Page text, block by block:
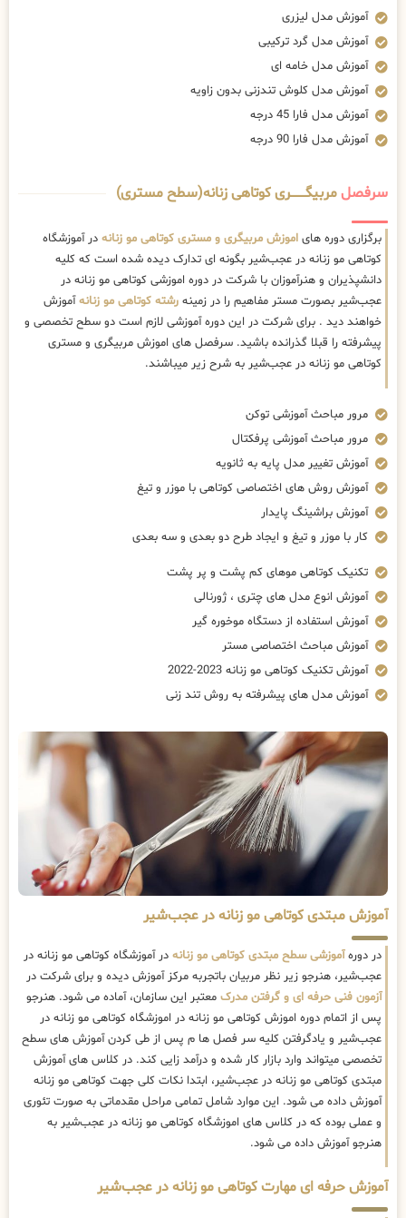
آموزش مدل لیزری
آموزش مدل گرد ترکیبی
آموزش مدل خامه ای
آموزش مدل کلوش تندزنی بدون زاویه
آموزش مدل فارا 45 درجه
آموزش مدل فارا 90 درجه
سرفصلمربیگــــــــری کوتاهی زنانه(سطح مستری)
برگزاری دوره های اموزش مربیگری و مستری کوتاهی مو زنانه در آموزشگاه
کوتاهی مو زنانه در عجب‌شیر بگونه ای تدارک دیده شده است که کلیه
دانشپذیران و هنرآموزان با شرکت در دوره اموزشی کوتاهی مو زنانه در
عجب‌شیر بصورت مستر مفاهیم را در زمینه رشته کوتاهی مو زنانهآموزش
خواهند دید . برای شرکت در این دوره آموزشی لازم است دو سطح تخصصی و
پیشرفته را قبلا گذرانده باشید. سرفصل های اموزش مربیگری و مستری
کوتاهی مو زنانه در عجب‌شیر به شرح زیر میباشند.
مرور مباحث آموزشی توکن
مرور مباحث آموزشی پرفکتال
آموزش تغییر مدل پایه به ثانویه
آموزش روش های اختصاصی کوتاهی با موزر و تیغ
آموزش براشینگ پایدار
کار با موزر و تیغ و ایجاد طرح دو بعدی و سه بعدی
تکنیک کوتاهی موهای کم پشت و پر پشت
آموزش انوع مدل های چتری ، ژورنالی
آموزش استفاده از دستگاه موخوره گیر
آموزش مباحث اختصاصی مستر
آموزش تکنیک کوتاهی مو زنانه 2023-2022
آموزش مدل های پیشرفته به روش تند زنی
آموزش مبتدی کوتاهی مو زنانه در عجب‌شیر
در دورهآموزشی سطح مبتدی کوتاهی مو زنانه در آموزشگاه کوتاهی مو زنانه در
عجب‌شیر، هنرجو زیر نظر مربیان باتجربه مرکز آموزش دیده و برای شرکت در
آزمون فنی حرفه ای و گرفتن مدرک معتبر این سازمان، آماده می شود. هنرجو
پس از اتمام دوره اموزش کوتاهی مو زنانه در اموزشگاه کوتاهی مو زنانه در
عجب‌شیر و یادگرفتن کلیه سر فصل ها م پس از طی کردن آموزش های سطح
تخصصی میتواند وارد بازار کار شده و درآمد زایی کند. در کلاس های آموزش
مبتدی کوتاهی مو زنانه در عجب‌شیر، ابتدا نکات کلی جهت کوتاهی مو زنانه
آموزش داده می شود. این موارد شامل تمامی مراحل مقدماتی به صورت تئوری
و عملی بوده که در کلاس های اموزشگاه کوتاهی مو زنانه در عجب‌شیر به
هنرجو آموزش داده می شود.
آموزش حرفه ای مهارت کوتاهی مو زنانه در عجب‌شیر